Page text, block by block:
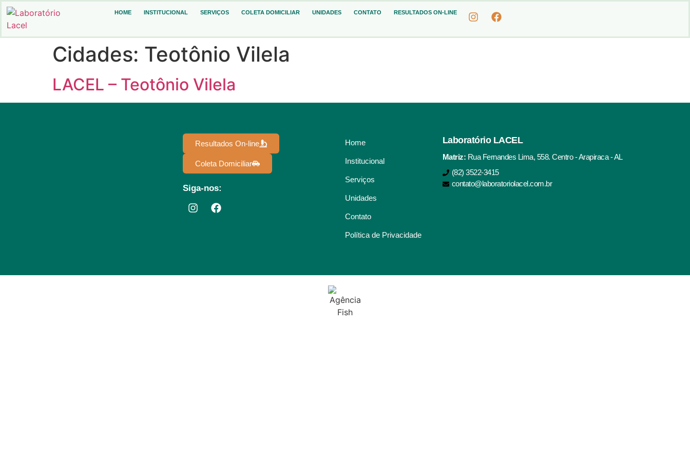
HOME INSTITUCIONAL SERVIÇOS COLETA DOMICILIAR UNIDADES CONTATO RESULTADOS ON-LINE
Cidades: Teotônio Vilela
LACEL – Teotônio Vilela
Resultados On-line
Coleta Domiciliar
Siga-nos:
Home
Institucional
Serviços
Unidades
Contato
Política de Privacidade
Laboratório LACEL
Matriz: Rua Fernandes Lima, 558. Centro - Arapiraca - AL
(82) 3522-3415
contato@laboratoriolacel.com.br